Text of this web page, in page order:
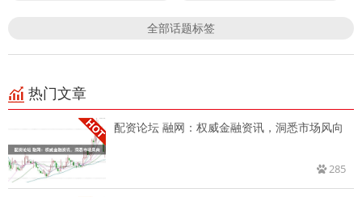
全部话题标签
热门文章
配资论坛 融网：权威金融资讯，洞悉市场风向
285